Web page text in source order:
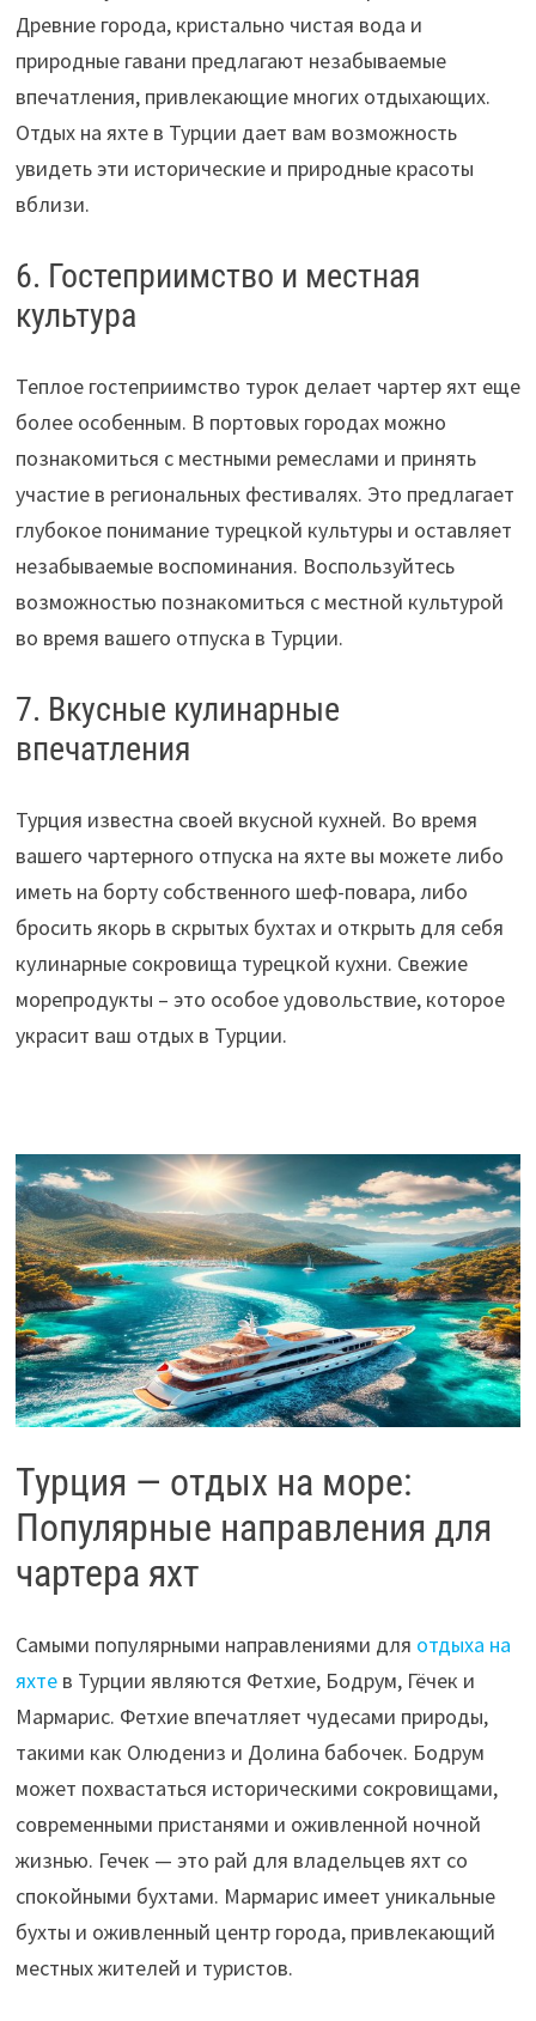
Древние города, кристально чистая вода и
природные гавани предлагают незабываемые
впечатления, привлекающие многих отдыхающих.
Отдых на яхте в Турции дает вам возможность
увидеть эти исторические и природные красоты
вблизи.
6. Гостеприимство и местная
культура
Теплое гостеприимство турок делает чартер яхт еще
более особенным. В портовых городах можно
познакомиться с местными ремеслами и принять
участие в региональных фестивалях. Это предлагает
глубокое понимание турецкой культуры и оставляет
незабываемые воспоминания. Воспользуйтесь
возможностью познакомиться с местной культурой
во время вашего отпуска в Турции.
7. Вкусные кулинарные
впечатления
Турция известна своей вкусной кухней. Во время
вашего чартерного отпуска на яхте вы можете либо
иметь на борту собственного шеф-повара, либо
бросить якорь в скрытых бухтах и ​​открыть для себя
кулинарные сокровища турецкой кухни. Свежие
морепродукты – это особое удовольствие, которое
украсит ваш отдых в Турции.
Турция — отдых на море:
Популярные направления для
чартера яхт
Самыми популярными направлениями для отдыха на
яхтев Турции являются Фетхие, Бодрум, Гёчек и
Мармарис. Фетхие впечатляет чудесами природы,
такими как Олюдениз и Долина бабочек. Бодрум
может похвастаться историческими сокровищами,
современными пристанями и оживленной ночной
жизнью. Гечек — это рай для владельцев яхт со
спокойными бухтами. Мармарис имеет уникальные
бухты и оживленный центр города, привлекающий
местных жителей и туристов.